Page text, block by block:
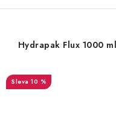
Hydrapak Flux 1000 ml
10 %